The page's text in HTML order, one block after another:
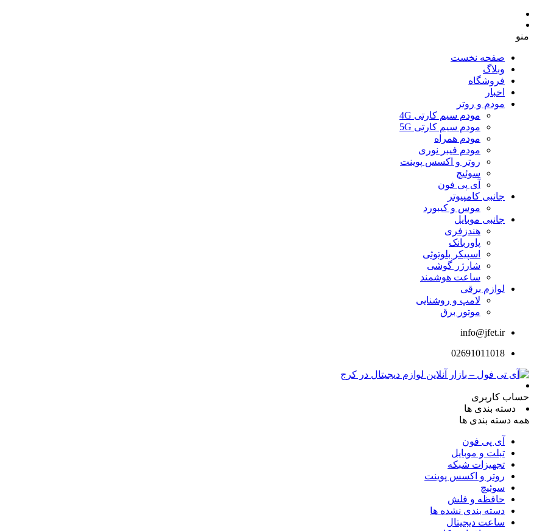
منو
صفحه نخست
وبلاگ
فروشگاه
اخبار
مودم و روتر
مودم سیم کارتی 4G
مودم سیم کارتی 5G
مودم همراه
مودم فیبر نوری
روتر و اکسس پوینت
سوئیچ
آی پی فون
جانبی کامپیوتر
موس و کیبورد
جانبی موبایل
هندزفری
پاوربانک
اسپیکر بلوتوثی
شارژر گوشی
ساعت هوشمند
لوازم برقی
لامپ و روشنایی
موتور برق
info@jfet.ir
02691011018
حساب کاربری
دسته بندی ها
همه دسته بندی ها
آی پی فون
تبلت و موبایل
تجهیزات شبکه
روتر و اکسس پوینت
سوئیچ
حافظه و فلش
دسته بندی نشده ها
ساعت دیجیتال